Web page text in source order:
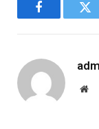
Facebook